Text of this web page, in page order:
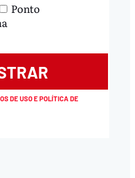
Ponto
DE USO E POLÍTICA DE